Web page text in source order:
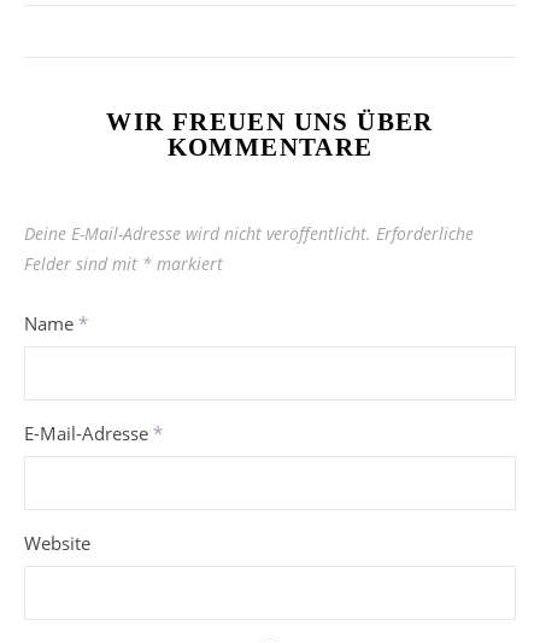
WIR FREUEN UNS ÜBER
KOMMENTARE
Deine E-Mail-Adresse wird nicht veröffentlicht. Erforderliche
Felder sind mit * markiert
Name *
E-Mail-Adresse *
Website